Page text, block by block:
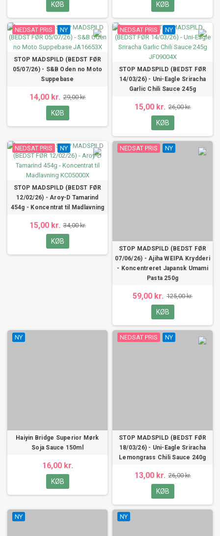
KØB KØB
NEDSAT PRIS NY
STOP MADSPILD (BEDST FØR
05/07/26) - S&B Oden no Moto
Suppebase
14,00 kr. 29,00 kr.
KØB
NEDSAT PRIS NY
STOP MADSPILD (BEDST FØR
14/03/26) - Uni-Eagle Sriracha
Garlic Chili Sauce 245g
15,00 kr. 26,00 kr.
KØB
NEDSAT PRIS NY
STOP MADSPILD (BEDST FØR
12/02/26) - Aroy-D Tamarind
454g - Koncentrat til Madlavning
15,00 kr. 34,00 kr.
KØB
NEDSAT PRIS NY
STOP MADSPILD (BEDST FØR
07/06/26) - Ajiha WEIPA Krydderi
- Koncentreret Japansk Umami
Pasta 250g
59,00 kr. 125,00 kr.
KØB
NY
Haiyin Bridge Superior Mørk
Soja Sauce 150ml
16,00 kr.
KØB
NEDSAT PRIS NY
STOP MADSPILD (BEDST FØR
18/03/26) - Uni-Eagle Sriracha
Lemongrass Chili Sauce 240g
13,00 kr. 26,00 kr.
KØB
NY NY